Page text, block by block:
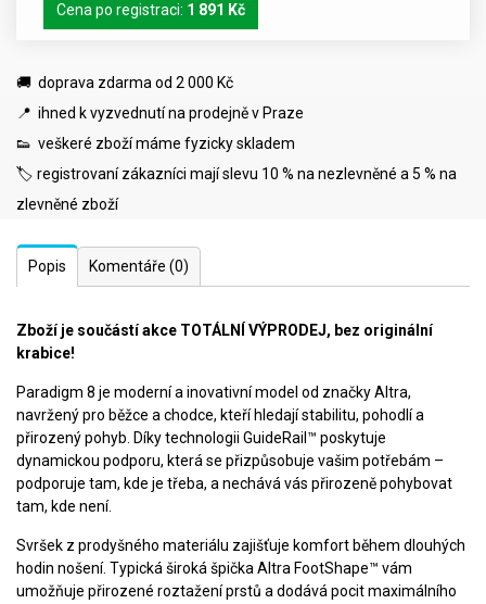
Cena po registraci: 1 891 Kč
🚚 doprava zdarma od 2 000 Kč
📍 ihned k vyzvednutí na prodejně v Praze
👟 veškeré zboží máme fyzicky skladem
🏷️ registrovaní zákazníci mají slevu 10 % na nezlevněné a 5 % na
zlevněné zboží
Popis Komentáře (0)
Zboží je součástí akce TOTÁLNÍ VÝPRODEJ, bez originální
krabice!
Paradigm 8 je moderní a inovativní model od značky Altra,
navržený pro běžce a chodce, kteří hledají stabilitu, pohodlí a
přirozený pohyb. Díky technologii GuideRail™ poskytuje
dynamickou podporu, která se přizpůsobuje vašim potřebám –
podporuje tam, kde je třeba, a nechává vás přirozeně pohybovat
tam, kde není.
Svršek z prodyšného materiálu zajišťuje komfort během dlouhých
hodin nošení. Typická široká špička Altra FootShape™ vám
umožňuje přirozené roztažení prstů a dodává pocit maximálního